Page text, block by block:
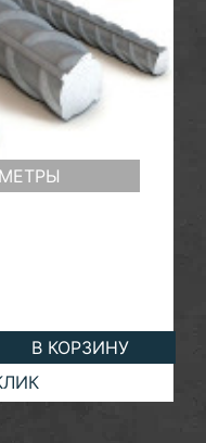
В КОРЗИНУ